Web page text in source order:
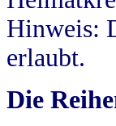
Hinweis:
erlaubt.
Die